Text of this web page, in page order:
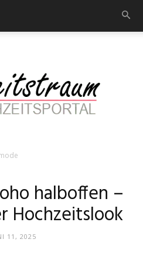
–
halboffen –
Hochzeitslook
11, 2025